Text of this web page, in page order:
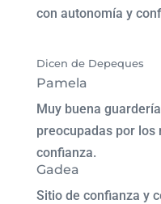
con autonomía y
Dicen de Depeques
Pamela
Muy buena
preocupadas por los
confianza.
Gadea
Sitio de confianza y